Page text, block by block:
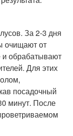
За 2-3 дня
очищают от
и обрабатывают
Для этих
посадочный
минут. После